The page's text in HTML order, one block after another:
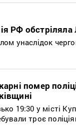
РФ обстріляла
унаслідок
помер
19:30 у місті
троє